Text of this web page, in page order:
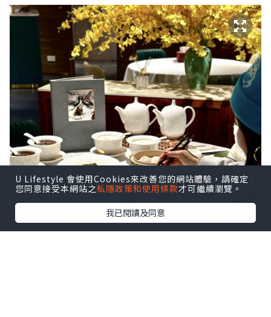
U Lifestyle 會使用Cookies來改善您的網站體驗，請確定
您同意接受本網站之私隱政策和使用條款才可繼續瀏覽。
我已閱讀及同意